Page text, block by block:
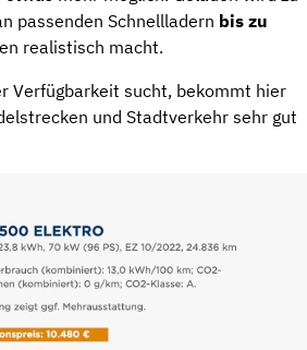
passenden Schnellladern bis zu
realistisch macht.
Verfügbarkeit sucht, bekommt hier
und Stadtverkehr sehr gut